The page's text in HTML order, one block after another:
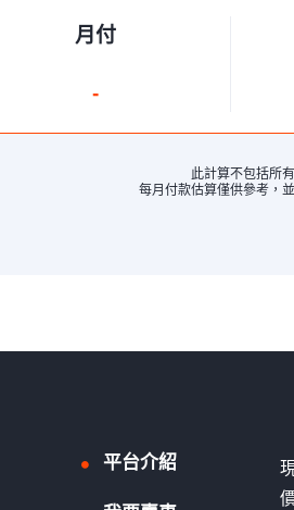
月付
-
此計算不包括所
每月付款估算僅供參考，
平台介紹